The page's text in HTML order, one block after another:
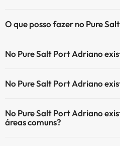
Aqui tem mais info sobre a piscina e
O que posso fazer no Pure
podem ser pagas):
No Pure Salt Port Adriano
No Pure Salt Port Adriano
No Pure Salt Port Adriano
áreas comuns?